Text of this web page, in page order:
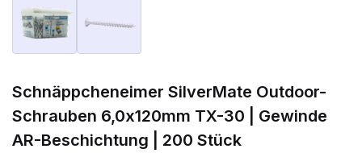
Schnäppcheneimer SilverMate Outdoor-
Schrauben 6,0x120mm TX-30 | Gewinde
AR-Beschichtung | 200 Stück